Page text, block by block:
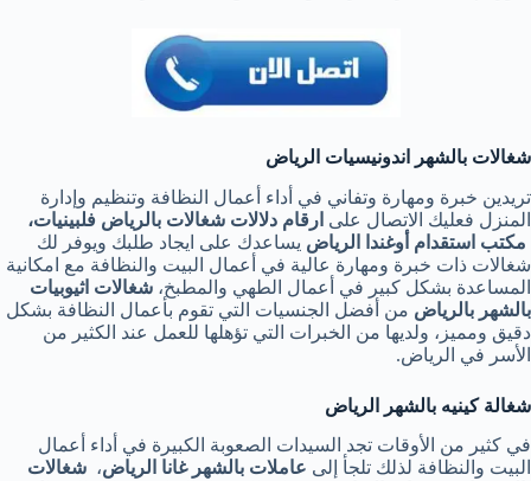
شغالات بالشهر اندونيسيات الرياض
تريدين خبرة ومهارة وتفاني في أداء أعمال النظافة وتنظيم وإدارة
المنزل فعليك الاتصال على ارقام دلالات شغالات بالرياض فلبينيات،
مكتب استقدام أوغندا الرياض يساعدك على ايجاد طلبك ويوفر لك
شغالات ذات خبرة ومهارة عالية في أعمال البيت والنظافة مع امكانية
المساعدة بشكل كبير في أعمال الطهي والمطبخ، شغالات اثيوبيات
بالشهر بالرياض من أفضل الجنسيات التي تقوم بأعمال النظافة بشكل
دقيق ومميز، ولديها من الخبرات التي تؤهلها للعمل عند الكثير من
الأسر في الرياض.
شغالة كينيه بالشهر الرياض
في كثير من الأوقات تجد السيدات الصعوبة الكبيرة في أداء أعمال
البيت والنظافة لذلك تلجأ إلى عاملات بالشهر غانا الرياض، شغالات